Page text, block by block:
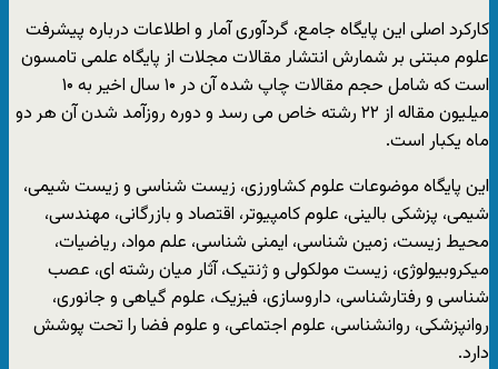
کارکرد اصلی این پایگاه جامع، گردآوری آمار و اطلاعات درباره پیشرفت
علوم مبتنی بر شمارش انتشار مقالات مجلات از پایگاه علمی تامسون
است که شامل حجم مقالات چاپ شده آن در ۱۰ سال اخیر به ۱۰
میلیون مقاله از ۲۲ رشته خاص می رسد و دوره روزآمد شدن آن هر دو
ماه یکبار است.
این پایگاه موضوعات علوم کشاورزی، زیست شناسی و زیست شیمی،
شیمی، پزشکی بالینی، علوم کامپیوتر، اقتصاد و بازرگانی، مهندسی،
محیط زیست، زمین شناسی، ایمنی شناسی، علم مواد، ریاضیات،
میکروبیولوژی، زیست مولکولی و ژنتیک، آثار میان رشته ای، عصب
شناسی و رفتارشناسی، داروسازی، فیزیک، علوم گیاهی و جانوری،
روانپزشکی، روانشناسی، علوم اجتماعی، و علوم فضا را تحت پوشش
دارد.